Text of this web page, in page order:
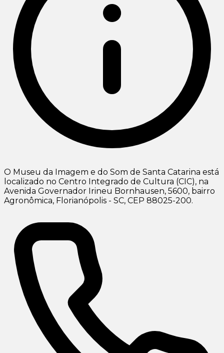
O Museu da Imagem e do Som de Santa Catarina está
localizado no Centro Integrado de Cultura (CIC), na
Avenida Governador Irineu Bornhausen, 5600, bairro
Agronômica, Florianópolis - SC, CEP 88025-200.